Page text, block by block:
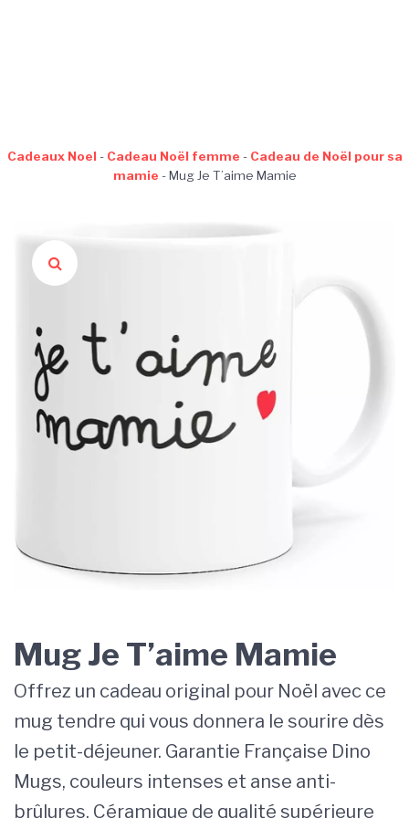
Cadeaux Noel - Cadeau Noël femme - Cadeau de Noël pour sa
mamie -Mug Je T’aime Mamie
Mug Je T’aime Mamie
Offrez un cadeau original pour Noël avec ce
mug tendre qui vous donnera le sourire dès
le petit-déjeuner. Garantie Française Dino
Mugs, couleurs intenses et anse anti-
brûlures. Céramique de qualité supérieure